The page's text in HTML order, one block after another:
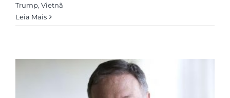
Trump, Vietnã
Leia Mais